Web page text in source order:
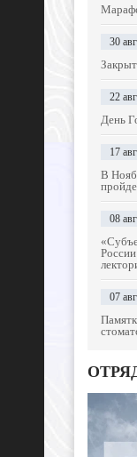
30
22
День
17
В
08
07